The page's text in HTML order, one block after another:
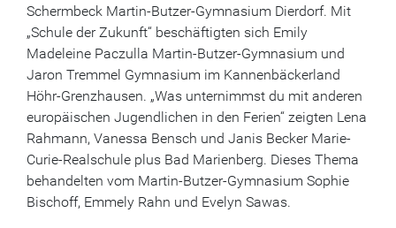
Schermbeck Martin-Butzer-Gymnasium Dierdorf. Mit
„Schule der Zukunft“ beschäftigten sich Emily
Madeleine Paczulla Martin-Butzer-Gymnasium und
Jaron Tremmel Gymnasium im Kannenbäckerland
Höhr-Grenzhausen. „Was unternimmst du mit anderen
europäischen Jugendlichen in den Ferien“ zeigten Lena
Rahmann, Vanessa Bensch und Janis Becker Marie-
Curie-Realschule plus Bad Marienberg. Dieses Thema
behandelten vom Martin-Butzer-Gymnasium Sophie
Bischoff, Emmely Rahn und Evelyn Sawas.